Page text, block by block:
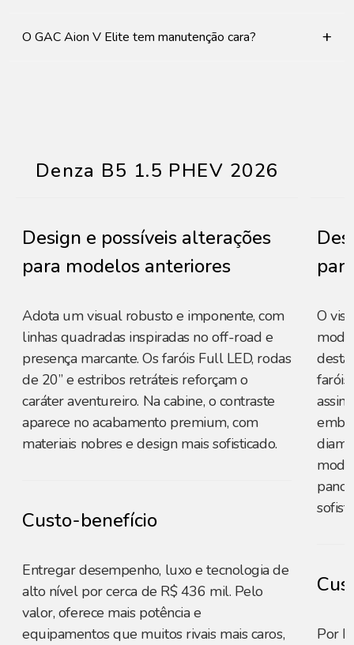
O GAC Aion V Elite tem manutenção cara? +
Denza B5 1.5 PHEV 2026
Design e possíveis alterações
para modelos anteriores
Adota um visual robusto e imponente, com
linhas quadradas inspiradas no off-road e
presença marcante. Os faróis Full LED, rodas
de 20” e estribos retráteis reforçam o
caráter aventureiro. Na cabine, o contraste
aparece no acabamento premium, com
materiais nobres e design mais sofisticado.
Custo-benefício
Entregar desempenho, luxo e tecnologia de
alto nível por cerca de R$ 436 mil. Pelo
valor, oferece mais potência e
equipamentos que muitos rivais mais caros,
O
faróis
Por